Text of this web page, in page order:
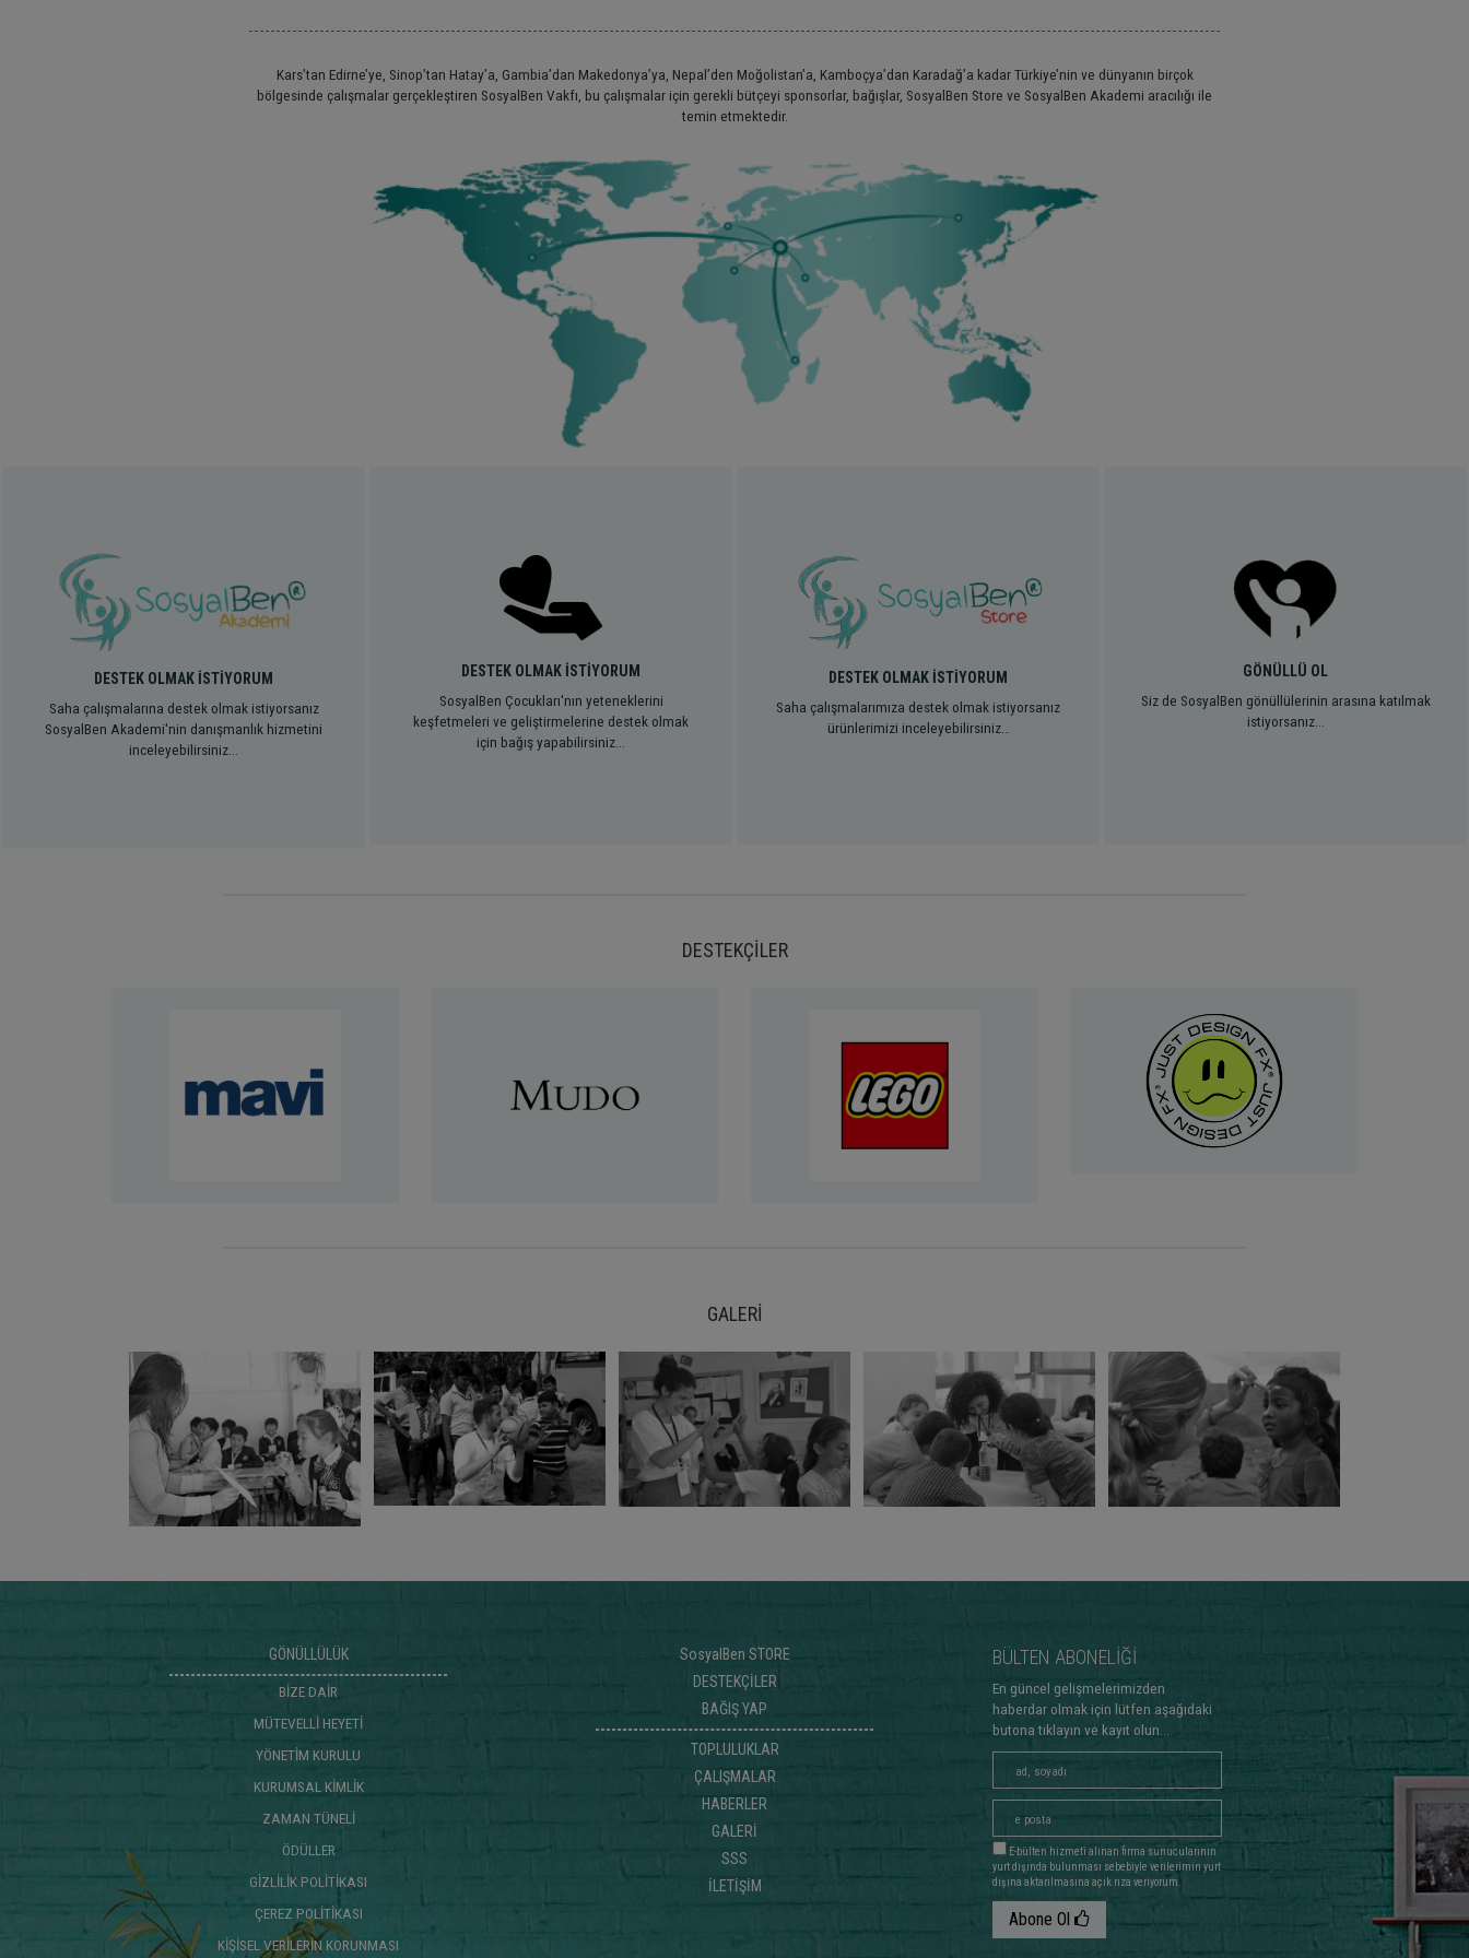
Kars’tan Edirne’ye, Sinop’tan Hatay’a, Gambia’dan Makedonya’ya, Nepal’den Moğolistan’a, Kamboçya’dan Karadağ’a kadar Türkiye’nin ve dünyanın birçok
bölgesinde çalışmalar gerçekleştiren SosyalBen Vakfı, bu çalışmalar için gerekli bütçeyi sponsorlar, bağışlar, SosyalBen Store ve SosyalBen Akademi aracılığı ile
temin etmektedir.
DESTEK OLMAK İSTİYORUM
Saha çalışmalarına destek olmak istiyorsanız
SosyalBen Akademi'nin danışmanlık hizmetini
inceleyebilirsiniz...
DESTEK OLMAK İSTİYORUM
SosyalBen Çocukları'nın yeteneklerini
keşfetmeleri ve geliştirmelerine destek olmak
için bağış yapabilirsiniz...
DESTEK OLMAK İSTİYORUM
Saha çalışmalarımıza destek olmak istiyorsanız
ürünlerimizi inceleyebilirsiniz…
GÖNÜLLÜ OL
Siz de SosyalBen gönüllülerinin arasına katılmak
istiyorsanız...
DESTEKÇİLER
GALERİ
GÖNÜLLÜLÜK
BİZE DAİR
MÜTEVELLİ HEYETİ
YÖNETİM KURULU
KURUMSAL KİMLİK
ZAMAN TÜNELİ
ÖDÜLLER
GİZLİLİK POLİTİKASI
ÇEREZ POLİTİKASI
KİŞİSEL VERİLERİN KORUNMASI
SosyalBen STORE
DESTEKÇİLER
BAĞIŞ YAP
TOPLULUKLAR
ÇALIŞMALAR
HABERLER
GALERİ
SSS
İLETİŞİM
BÜLTEN ABONELİĞİ
En güncel gelişmelerimizden
haberdar olmak için lütfen aşağıdaki
butona tıklayın ve kayıt olun...
E-bülten hizmeti alınan firma sunucularının
yurt dışında bulunması sebebiyle verilerimin yurt
dışına aktarılmasına açık rıza veriyorum.
Abone Ol